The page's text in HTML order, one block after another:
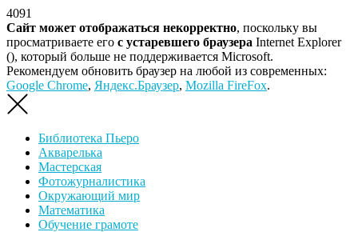
4091
Сайт может отображаться некорректно, поскольку вы
просматриваете его с устаревшего браузера Internet Explorer
(), который больше не поддерживается Microsoft.
Рекомендуем обновить браузер на любой из современных:
Google Chrome, Яндекс.Браузер, Mozilla FireFox.
Библиотека Пьеро
Акварелька
Мастерская
Фотожурналистика
Окружающий мир
Математика
Обучение грамоте